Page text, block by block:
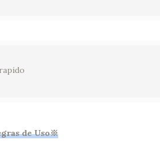
de Uso※